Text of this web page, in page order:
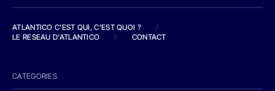
ATLANTICO C'EST QUI, C'EST QUOI ?
/
LE RESEAU D'ATLANTICO
/ CONTACT
CATEGORIES